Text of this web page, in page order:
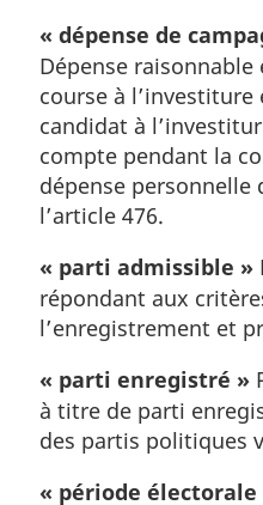
« dépense de
Dépense
course à
candidat à
compte pendant la
dépense personnelle
l’article 476.
« parti admissible »
répondant aux
l’enregistrement et
« parti enregistré »
à titre de parti
des partis politiques
« période électorale